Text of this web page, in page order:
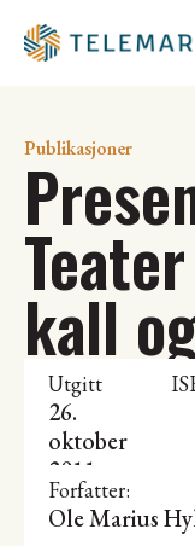
Publikasjoner
kall
Utgitt
26.
oktober
2011
Forfatter:
Ole Marius